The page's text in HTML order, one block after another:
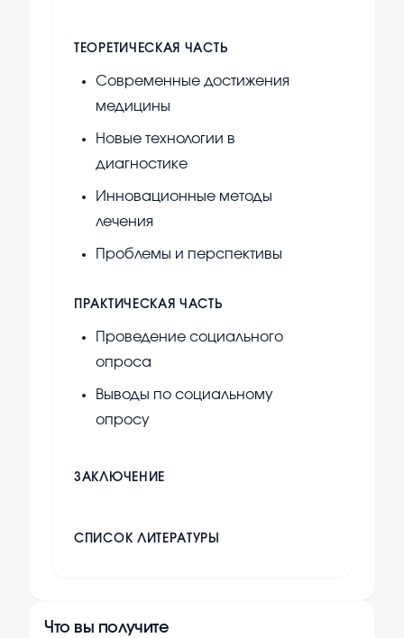
ТЕОРЕТИЧЕСКАЯ ЧАСТЬ
Современные достижения
медицины
Новые технологии в
диагностике
Инновационные методы
лечения
Проблемы и перспективы
ПРАКТИЧЕСКАЯ ЧАСТЬ
Проведение социального
опроса
Выводы по социальному
опросу
ЗАКЛЮЧЕНИЕ
СПИСОК ЛИТЕРАТУРЫ
Что вы получите